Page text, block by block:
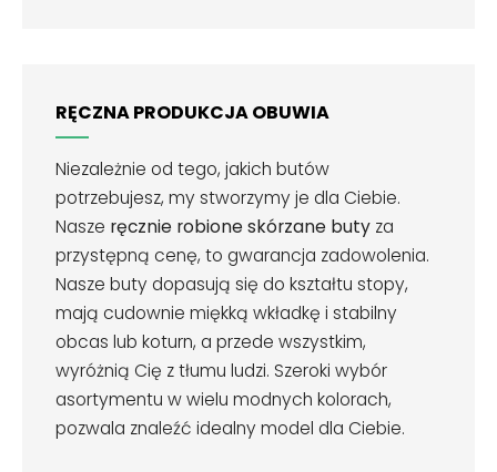
RĘCZNA PRODUKCJA OBUWIA
Niezależnie od tego, jakich butów
potrzebujesz, my stworzymy je dla Ciebie.
Nasze ręcznie robione skórzane buty za
przystępną cenę, to gwarancja zadowolenia.
Nasze buty dopasują się do kształtu stopy,
mają cudownie miękką wkładkę i stabilny
obcas lub koturn, a przede wszystkim,
wyróżnią Cię z tłumu ludzi. Szeroki wybór
asortymentu w wielu modnych kolorach,
pozwala znaleźć idealny model dla Ciebie.